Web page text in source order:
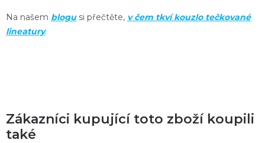
Na našem blogusi přečtěte, v čem tkví kouzlo tečkované
lineatury.
Zákazníci kupující toto zboží koupili
také